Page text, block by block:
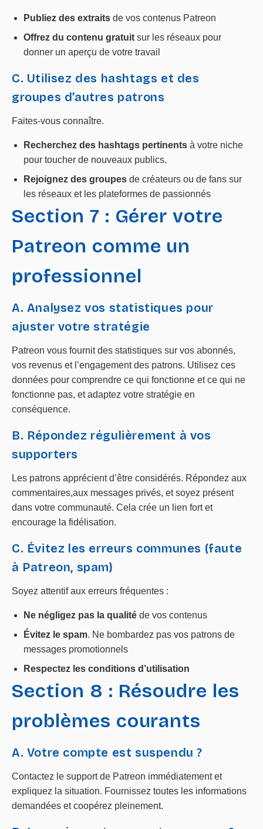
Publiez des extraits de vos contenus Patreon
Offrez du contenu gratuit sur les réseaux pour
donner un aperçu de votre travail
C. Utilisez des hashtags et des
groupes d’autres patrons
Faites-vous connaître.
Recherchez des hashtags pertinents à votre niche
pour toucher de nouveaux publics.
Rejoignez des groupes de créateurs ou de fans sur
les réseaux et les plateformes de passionnés
Section 7 : Gérer votre
Patreon comme un
professionnel
A. Analysez vos statistiques pour
ajuster votre stratégie
Patreon vous fournit des statistiques sur vos abonnés,
vos revenus et l’engagement des patrons. Utilisez ces
données pour comprendre ce qui fonctionne et ce qui ne
fonctionne pas, et adaptez votre stratégie en
conséquence.
B. Répondez régulièrement à vos
supporters
Les patrons apprécient d’être considérés. Répondez aux
commentaires,aux messages privés, et soyez présent
dans votre communauté. Cela crée un lien fort et
encourage la fidélisation.
C. Évitez les erreurs communes (faute
à Patreon, spam)
Soyez attentif aux erreurs fréquentes :
Ne négligez pas la qualité de vos contenus
Évitez le spam. Ne bombardez pas vos patrons de
messages promotionnels
Respectez les conditions d’utilisation
Section 8 : Résoudre les
problèmes courants
A. Votre compte est suspendu ?
Contactez le support de Patreon immédiatement et
expliquez la situation. Fournissez toutes les informations
demandées et coopérez pleinement.